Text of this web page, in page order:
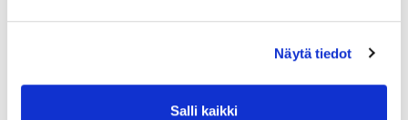
Näytä tiedot
Salli kaikki